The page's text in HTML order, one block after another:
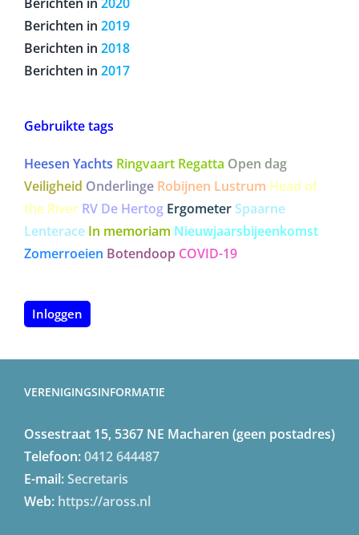
Berichten in 2021
Berichten in 2020
Berichten in 2019
Berichten in 2018
Gebruikte tags
Heesen Yachts Ringvaart RegattaOpen dag
Veiligheid OnderlingeRobijnen Lustrum Head of
the River RV De Hertog Ergometer Spaarne
LenteraceIn memoriamNieuwjaarsbijeenkomst
Ossestraat 15, 5367 NE Macharen (geen postadres)
Telefoon:0412 644487
E-mail:Secretaris